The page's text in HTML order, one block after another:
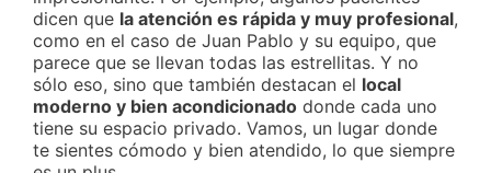
dicen que la atención es rápida y muy profesional,
como en el caso de Juan Pablo y su equipo, que
parece que se llevan todas las estrellitas. Y no
sólo eso, sino que también destacan el local
moderno y bien acondicionado donde cada uno
tiene su espacio privado. Vamos, un lugar donde
te sientes cómodo y bien atendido, lo que siempre